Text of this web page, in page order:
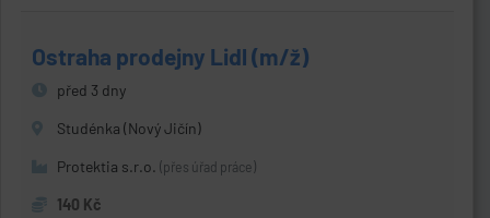
Ostraha prodejny Lidl (m/ž)
před 3 dny
Studénka (Nový Jičín)
Protektia s.r.o. (přes úřad práce)
140 Kč